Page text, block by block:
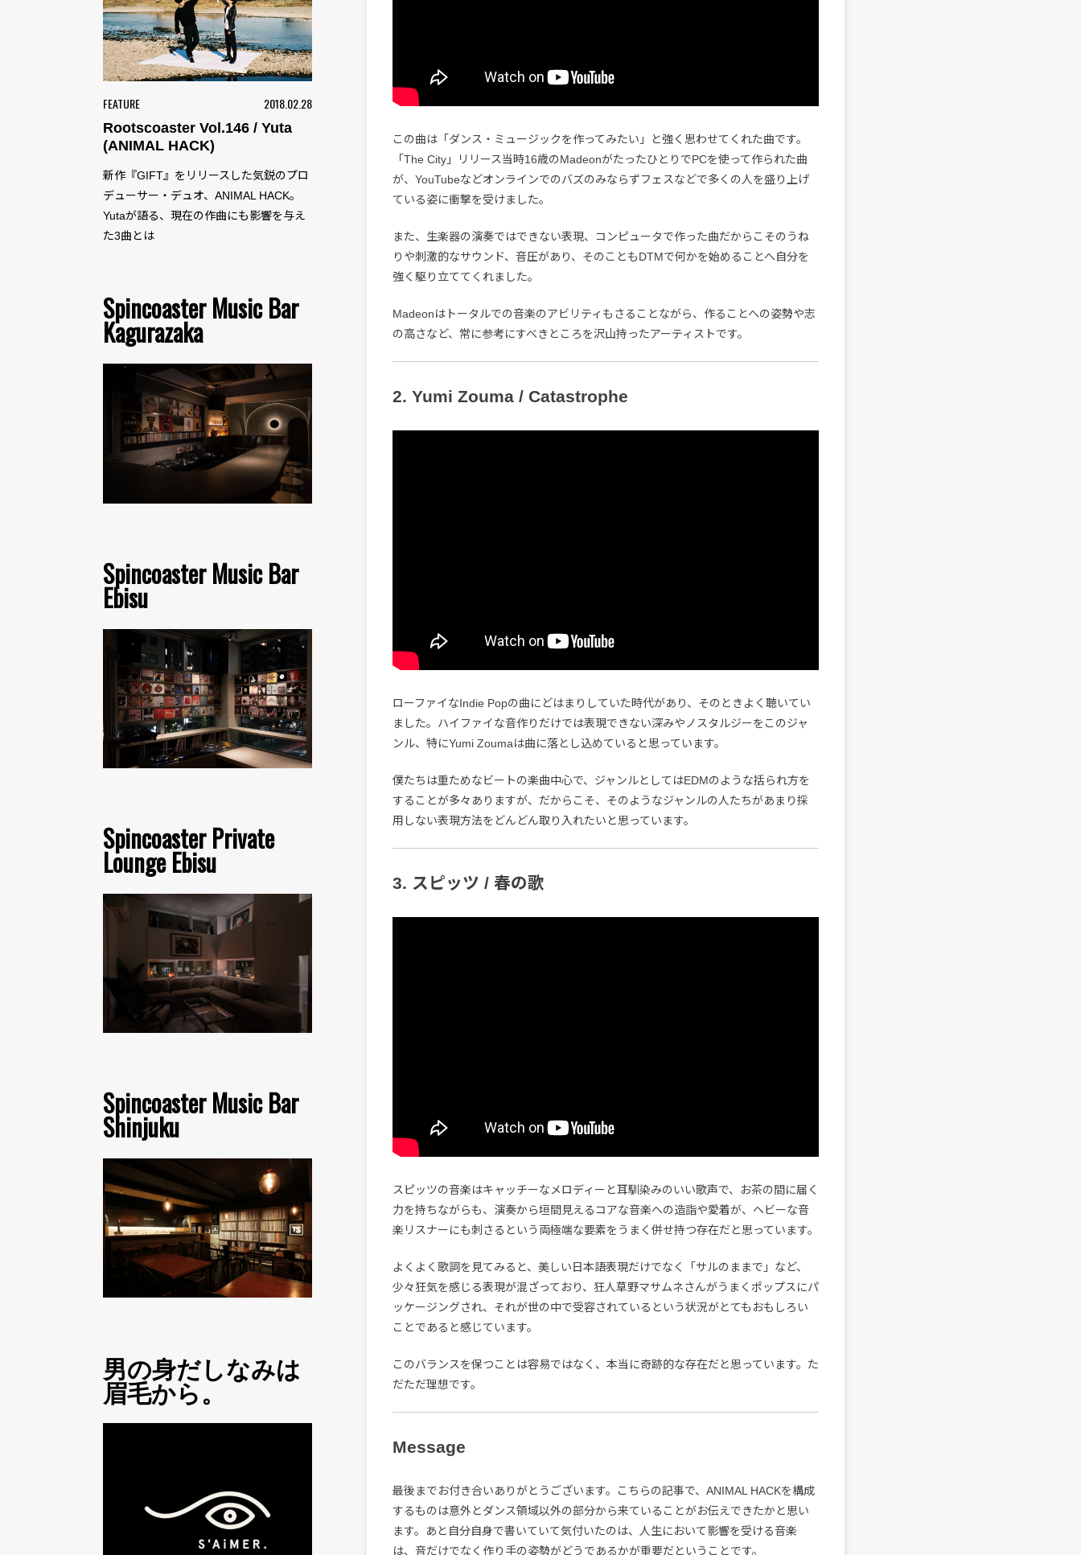
FEATURE 2018.02.28
Rootscoaster Vol.146 / Yuta
(ANIMAL HACK)
新作『GIFT』をリリースした気鋭のプロ
デューサー・デュオ、ANIMAL HACK。
Yutaが語る、現在の作曲にも影響を与え
た3曲とは
Spincoaster Music Bar
Kagurazaka
Spincoaster Music Bar
Ebisu
Spincoaster Private
Lounge Ebisu
Spincoaster Music Bar
Shinjuku
男の身だしなみは
眉毛から。
この曲は「ダンス・ミュージックを作ってみたい」と強く思わせてくれた曲です。
「The City」リリース当時16歳のMadeonがたったひとりでPCを使って作られた曲
が、YouTubeなどオンラインでのバズのみならずフェスなどで多くの人を盛り上げ
ている姿に衝撃を受けました。
また、生楽器の演奏ではできない表現、コンピュータで作った曲だからこそのうね
りや刺激的なサウンド、音圧があり、そのこともDTMで何かを始めることへ自分を
強く駆り立ててくれました。
Madeonはトータルでの音楽のアビリティもさることながら、作ることへの姿勢や志
の高さなど、常に参考にすべきところを沢山持ったアーティストです。
2. Yumi Zouma / Catastrophe
ローファイなIndie Popの曲にどはまりしていた時代があり、そのときよく聴いてい
ました。ハイファイな音作りだけでは表現できない深みやノスタルジーをこのジャ
ンル、特にYumi Zoumaは曲に落とし込めていると思っています。
僕たちは重ためなビートの楽曲中心で、ジャンルとしてはEDMのような括られ方を
することが多々ありますが、だからこそ、そのようなジャンルの人たちがあまり採
用しない表現方法をどんどん取り入れたいと思っています。
3. スピッツ / 春の歌
スピッツの音楽はキャッチーなメロディーと耳馴染みのいい歌声で、お茶の間に届く
力を持ちながらも、演奏から垣間見えるコアな音楽への造詣や愛着が、ヘビーな音
楽リスナーにも刺さるという両極端な要素をうまく併せ持つ存在だと思っています。
よくよく歌詞を見てみると、美しい日本語表現だけでなく「サルのままで」など、
少々狂気を感じる表現が混ざっており、狂人草野マサムネさんがうまくポップスにパ
ッケージングされ、それが世の中で受容されているという状況がとてもおもしろい
ことであると感じています。
このバランスを保つことは容易ではなく、本当に奇跡的な存在だと思っています。た
だただ理想です。
Message
最後までお付き合いありがとうございます。こちらの記事で、ANIMAL HACKを構成
するものは意外とダンス領域以外の部分から来ていることがお伝えできたかと思い
ます。あと自分自身で書いていて気付いたのは、人生において影響を受ける音楽
は、音だけでなく作り手の姿勢がどうであるかが重要だということです。